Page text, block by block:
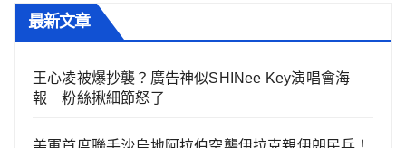
最新文章
王心凌被爆抄襲？廣告神似SHINee Key演唱會海
報 粉絲揪細節怒了